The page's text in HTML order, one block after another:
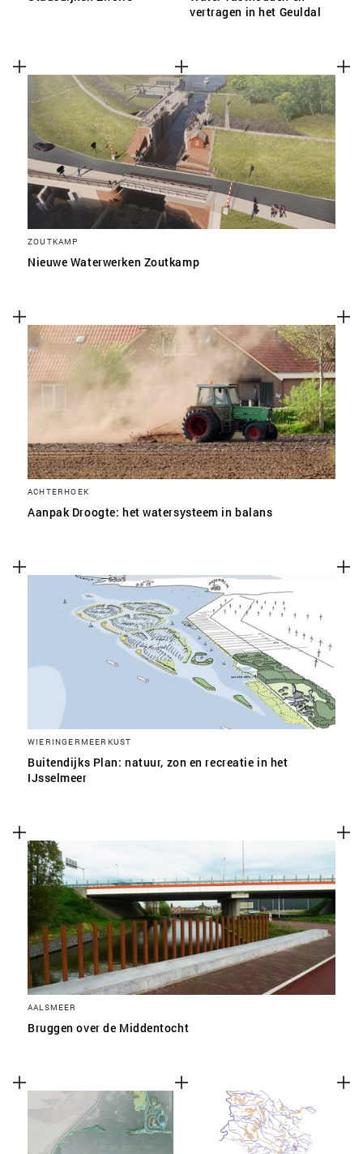
vertragen in het Geuldal
ZOUTKAMP
Nieuwe Waterwerken Zoutkamp
ACHTERHOEK
Aanpak Droogte: het watersysteem in balans
WIERINGERMEERKUST
Buitendijks Plan: natuur, zon en recreatie in het
IJsselmeer
AALSMEER
Bruggen over de Middentocht